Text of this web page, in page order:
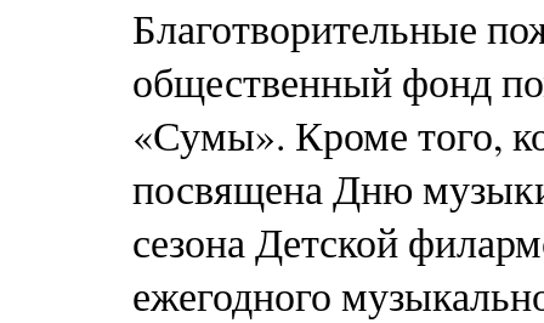
Благотворительные
общественный фонд
«Сумы». Кроме того,
посвящена Дню
сезона Детской
ежегодного